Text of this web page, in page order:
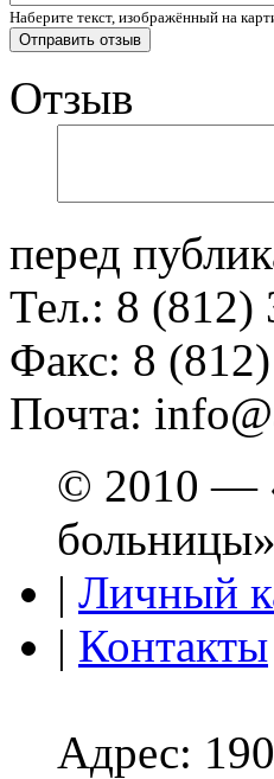
Наберите текст, изображённый на
Отзыв
перед
Тел.: 8 (812)
Факс: 8
Почта:
© 2010 —
| Личный
| Контакты
Адрес: